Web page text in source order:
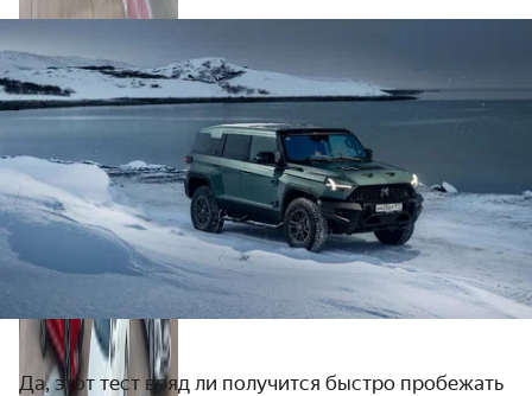
Да, этот тест вряд ли получится быстро пробежать